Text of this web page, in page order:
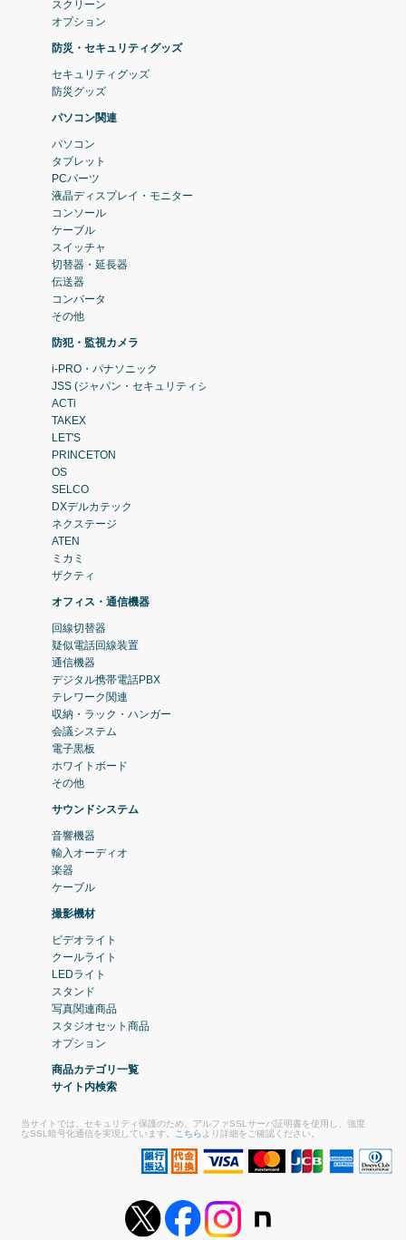
スクリーン
オプション
防災・セキュリティグッズ
セキュリティグッズ
防災グッズ
パソコン関連
パソコン
タブレット
PCパーツ
液晶ディスプレイ・モニター
コンソール
ケーブル
スイッチャ
切替器・延長器
伝送器
コンバータ
その他
防犯・監視カメラ
i-PRO・パナソニック
JSS (ジャパン・セキュリティシステム)
ACTi
TAKEX
LET'S
PRINCETON
OS
SELCO
DXデルカテック
ネクステージ
ATEN
ミカミ
ザクティ
オフィス・通信機器
回線切替器
疑似電話回線装置
通信機器
デジタル携帯電話PBX
テレワーク関連
収納・ラック・ハンガー
会議システム
電子黒板
ホワイトボード
その他
サウンドシステム
音響機器
輸入オーディオ
楽器
ケーブル
撮影機材
ビデオライト
クールライト
LEDライト
スタンド
写真関連商品
スタジオセット商品
オプション
商品カテゴリ一覧
サイト内検索
当サイトでは、セキュリティ保護のため、アルファSSLサーバ証明書を使用し、強度
なSSL暗号化通信を実現しています。 こちらより詳細をご確認ください。